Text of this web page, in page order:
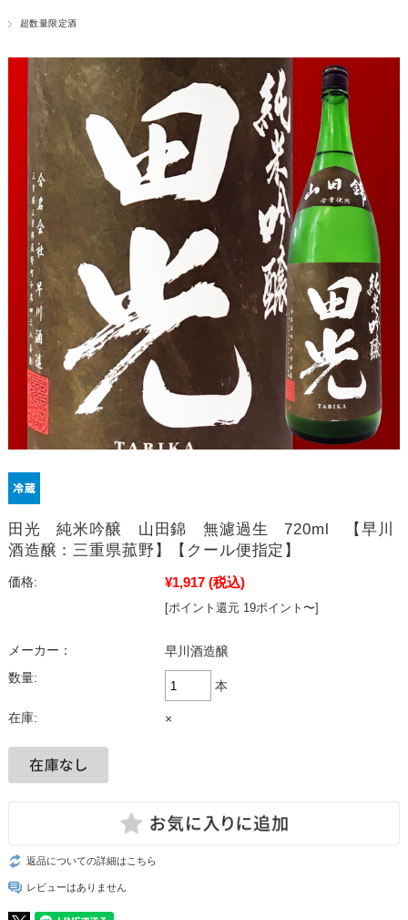
超数量限定酒
田光 純米吟醸 山田錦 無濾過生 720ml 【早川
酒造醸：三重県菰野】【クール便指定】
価格: ¥1,917 (税込)
[ポイント還元 19ポイント〜]
メーカー：
早川酒造醸
数量:
本
在庫: ×
返品についての詳細はこちら
レビューはありません